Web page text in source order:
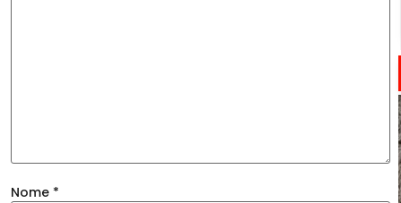
Nome *